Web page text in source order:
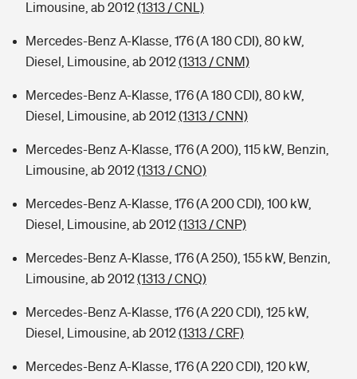
Limousine, ab 2012(1313 / CNL)
Mercedes-Benz A-Klasse, 176 (A 180 CDI), 80 kW,
Diesel, Limousine, ab 2012(1313 / CNM)
Mercedes-Benz A-Klasse, 176 (A 180 CDI), 80 kW,
Diesel, Limousine, ab 2012(1313 / CNN)
Mercedes-Benz A-Klasse, 176 (A 200), 115 kW, Benzin,
Limousine, ab 2012(1313 / CNO)
Mercedes-Benz A-Klasse, 176 (A 200 CDI), 100 kW,
Diesel, Limousine, ab 2012(1313 / CNP)
Mercedes-Benz A-Klasse, 176 (A 250), 155 kW, Benzin,
Limousine, ab 2012(1313 / CNQ)
Mercedes-Benz A-Klasse, 176 (A 220 CDI), 125 kW,
Diesel, Limousine, ab 2012(1313 / CRF)
Mercedes-Benz A-Klasse, 176 (A 220 CDI), 120 kW,